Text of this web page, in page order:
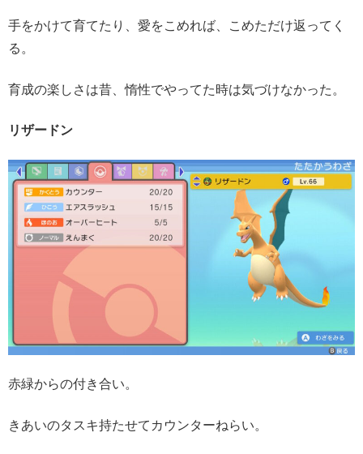
手をかけて育てたり、愛をこめれば、こめただけ返ってく
る。
育成の楽しさは昔、惰性でやってた時は気づけなかった。
リザードン
赤緑からの付き合い。
きあいのタスキ持たせてカウンターねらい。